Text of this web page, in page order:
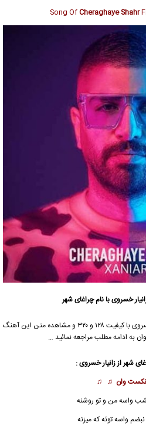
Song OfCheraghaye Shahr
خسرویبا نام چراغای شهر
با کیفیت ۱۲۸ و ۳۲۰ و مشاهده متن این آهنگ
به ادامه مطلب مراجعه نمائید …
شهر اززانیار خسروی:
نکست وان ♫ ♫
واسه من و تو روشنه
واسه توئه که میزنه